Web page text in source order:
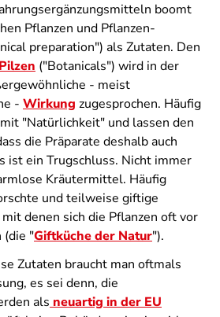
boomt
Pflanzen und Pflanzen­
preparation") als Zutaten. Den
Pilzen ("Botanicals") wird in der
- meist
- Wirkung zugesprochen. Häufig
"Natürlichkeit" und lassen den
die Präparate deshalb auch
ist ein Trugschluss. Nicht immer
Kräutermittel. Häufig
und teilweise giftige
denen sich die Pflanzen oft vor
(die "Giftküche der Natur").
Zutaten braucht man oftmals
es sei denn, die
als neuartig in der EU